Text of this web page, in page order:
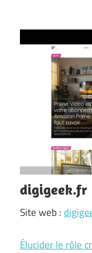
digigeek.fr
Site web :
Élucider le rôle